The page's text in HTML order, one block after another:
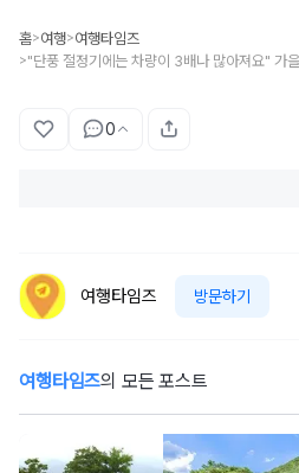
홈>여행>여행타임즈
>
0
여행타임즈 방문하기
여행타임즈의 모든 포스트